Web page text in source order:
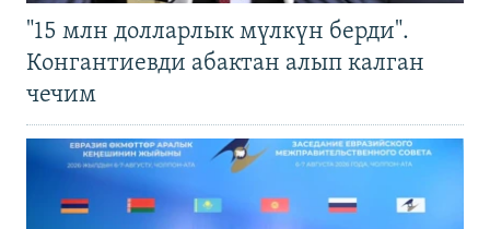
"15 млн долларлык мүлкүн берди".
Конгантиевди абактан алып калган
чечим